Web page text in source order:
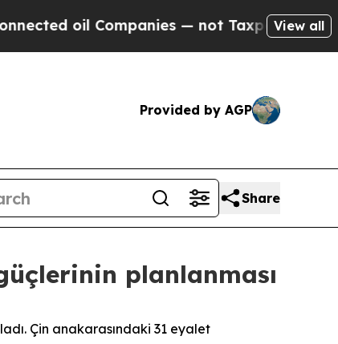
Companies — not Taxpayers — theView all
Provided by AGP
Share
planlanması
Çin anakarasındaki 31 eyalet